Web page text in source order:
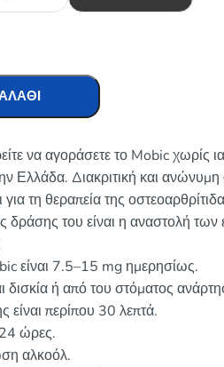
να αγοράσετε το Mobic χωρίς
Ελλάδα. Διακριτική και
τη θεραπεία της
δράσης του είναι η αναστολή
είναι 7.5–15 mg ημερησίως.
ή από του στόματος
περίπου 30 λεπτά.
24 ώρες.
αλκοόλ.